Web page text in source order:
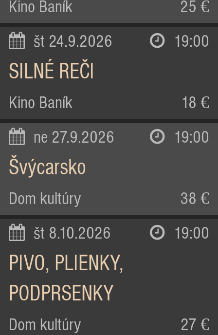
Kino Baník 25 €
št 24.9.2026 19:00
SILNÉ REČI
Kino Baník 18 €
ne 27.9.2026 19:00
Švýcarsko
Dom kultúry 38 €
št 8.10.2026 19:00
PIVO, PLIENKY,
PODPRSENKY
Dom kultúry 27 €